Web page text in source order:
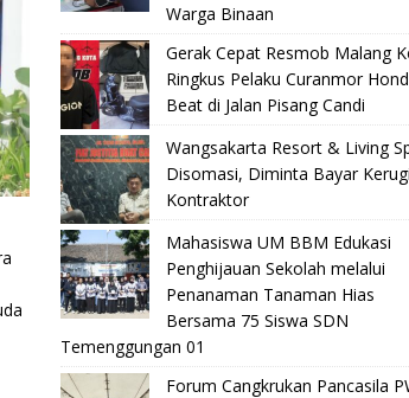
Warga Binaan
Gerak Cepat Resmob Malang
Ringkus Pelaku Curanmor
Beat di Jalan Pisang Candi
Wangsakarta Resort & Living
Disomasi, Diminta Bayar
Kontraktor
Mahasiswa UM BBM Edukasi
Penghijauan Sekolah melalui
Penanaman Tanaman Hias
Bersama 75 Siswa SDN
Temenggungan 01
Forum Cangkrukan Pancasila